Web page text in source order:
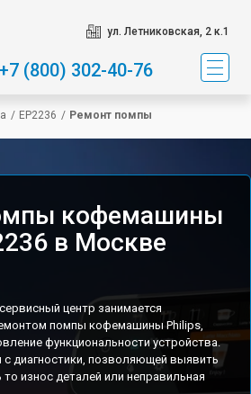
ул. Летниковская, 2 к.1
+7 (800) 302-40-76
/ EP2236 / Ремонт помпы
кофемашины
в Москве
центр занимается
помпы кофемашины Philips,
функциональности устройства.
с диагностики, позволяющей выявить
износ деталей или неправильная